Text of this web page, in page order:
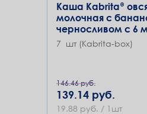
Каша Kabrita®
молочная с
черносливом с 6
7 шт (Kabrita-box)
146.46 руб.
139.14 руб.
19.88 руб. / 1шт